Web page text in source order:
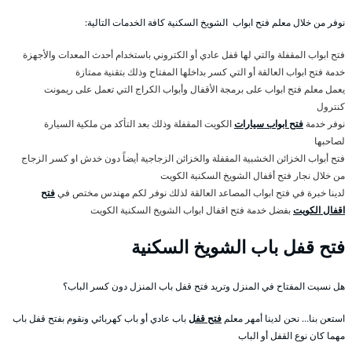
نوفر من خلال معلم فتح ابواب الشويخ السكنية كافة الخدمات التالية:
فتح ابواب المقفلة والتي لها قفل عادي أو الكتروني باستخدام أحدث المعدات والأجهزة
خدمة فتح ابواب العالقة أو التي كسر بداخلها المفتاح وذلك بتقنية ممتازة
يعمل معلم فتح ابواب على برمجة الأقفال وأبواب الكراج التي تعمل على ريمونت
كنترول
نوفر خدمة فتح ابواب سياراتالكويت المقفلة وذلك بعد التأكد من ملكية السيارة
لصاحبها
فتح أبواب الخزائن الخشبية المقفلة والخزائن الزجاجية أيضاً دون خدش او كسر الزجاج
من خلال نجار فتح أقفال الشويخ السكنية الكويت
لدينا خبرة في فتح ابواب المصاعد العالقة لذلك نوفر لكم مهندس مختص فيفتح
اقفال الكويتبفضل خدمة فتح اقفال ابواب الشويخ السكنية الكويت
فتح قفل باب الشويخ السكنية
هل نسيت المفتاح في المنزل وتريد فتح قفل باب المنزل دون كسر الباب؟
استعن بنا… نحن لدينا أمهر معلم فتح قفلباب عادي أو باب كهربائي ونقوم بفتح قفل باب
مهما كان نوع القفل أو الباب